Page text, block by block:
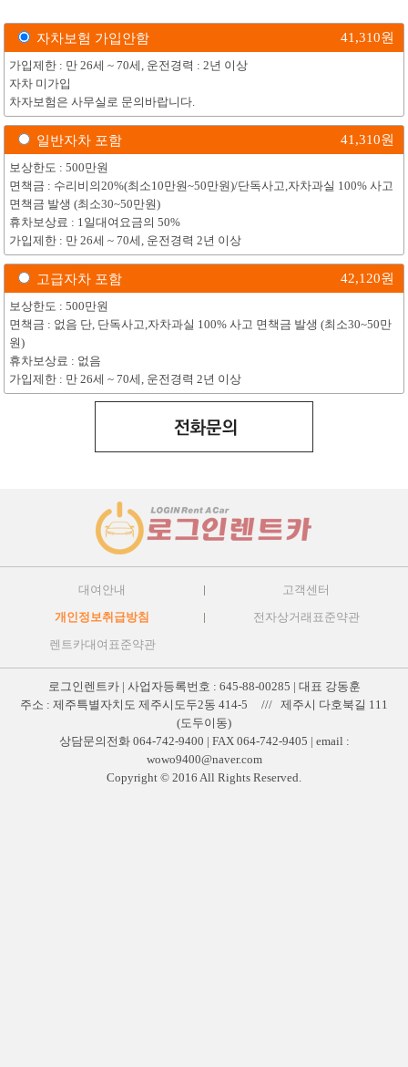
자차보험 가입안함 41,310원
가입제한 : 만 26세 ~ 70세, 운전경력 : 2년 이상
자차 미가입
차자보험은 사무실로 문의바랍니다.
일반자차 포함 41,310원
보상한도 : 500만원
면책금 : 수리비의20%(최소10만원~50만원)/단독사고,자차과실 100% 사고
면책금 발생 (최소30~50만원)
휴차보상료 : 1일대여요금의 50%
가입제한 : 만 26세 ~ 70세, 운전경력 2년 이상
고급자차 포함 42,120원
보상한도 : 500만원
면책금 : 없음 단, 단독사고,자차과실 100% 사고 면책금 발생 (최소30~50만
원)
휴차보상료 : 없음
가입제한 : 만 26세 ~ 70세, 운전경력 2년 이상
대여안내 고객센터
개인정보취급방침 전자상거래표준약관
렌트카대여표준약관
로그인렌트카 | 사업자등록번호 : 645-88-00285 | 대표 강동훈
주소 : 제주특별자치도 제주시도두2동 414-5 /// 제주시 다호북길 111
(도두이동)
상담문의전화 064-742-9400 | FAX 064-742-9405 | email :
wowo9400@naver.com
Copyright © 2016 All Rights Reserved.